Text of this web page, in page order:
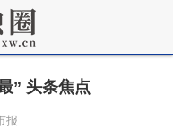
” 头条焦点
报